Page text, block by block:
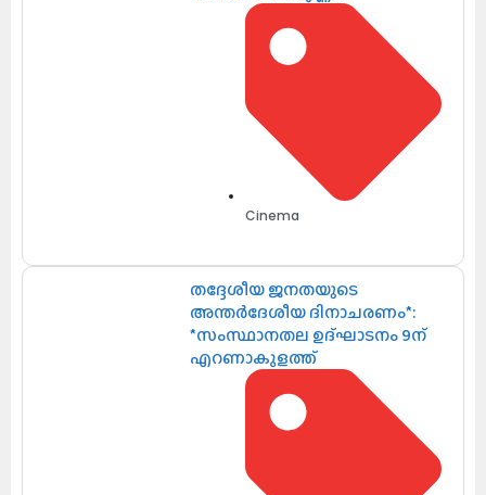
Cinema
തദ്ദേശീയ ജനതയുടെ
അന്തർദേശീയ ദിനാചരണം*:
*സംസ്ഥാനതല ഉദ്ഘാടനം 9ന്
എറണാകുളത്ത്